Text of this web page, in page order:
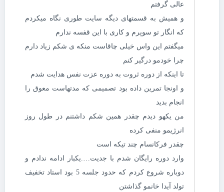
عالی گرفتم
و همیش به قسمتهای دیگه سایت طوری نگاه میکردم
که انگار تو سوپرم و کاری با این قفسه ندارم
میگفتم این واس خیلی چاقاست منکه ی شکم زیاد دارم
چرا خودمو درگیر کنم
تا اینکه از دوره ثروت به دوره عزت نفس هدایت شدم
و اونجا تمرین داده بود تصمیمی که مدتهاست معوق را
انجام بدید
من یکهو دیدم چقدر همین شکم داشتنم در طول روز
انرژیمو منفی کرده
چقدر فرکانسام چند تیکه است
وارد دوره رایگان شدم با جدیت….یکبار ادامه ندادم و
دوباره شروع کردم که حدود جلسه 5 بود استاد تخفیف
تولد آیدا خانمو گذاشتن